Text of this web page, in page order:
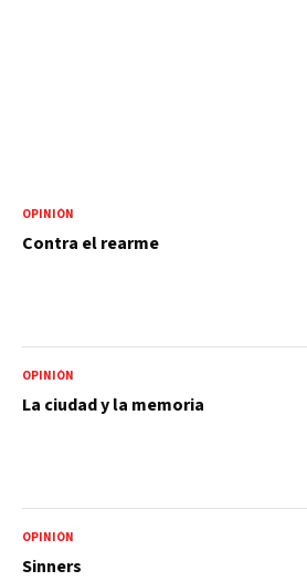
OPINIÓN
Contra el rearme
OPINIÓN
La ciudad y la memoria
OPINIÓN
Sinners